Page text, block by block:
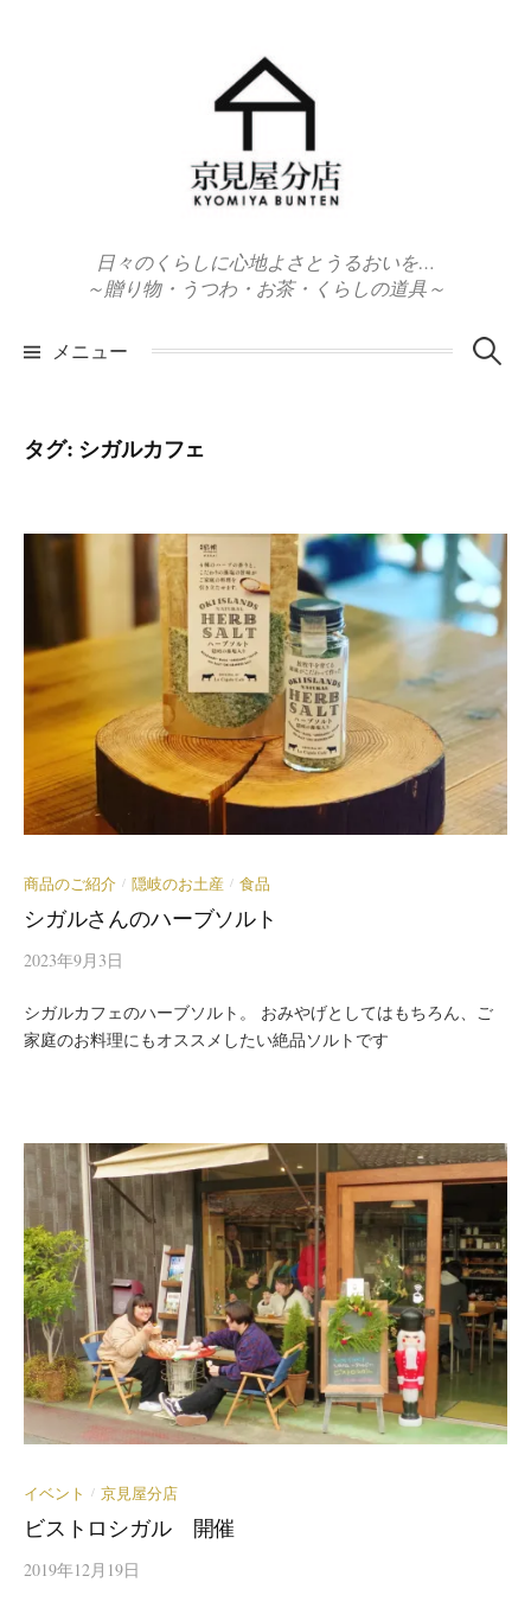
日々のくらしに心地よさとうるおいを…
～贈り物・うつわ・お茶・くらしの道具～
メニュー 検
タグ: シガルカフェ
商品のご紹介 / 隠岐のお土産 / 食品
シガルさんのハーブソルト
2023年9月3日
シガルカフェのハーブソルト。 おみやげとしてはもちろん、ご
家庭のお料理にもオススメしたい絶品ソルトです
イベント / 京見屋分店
ビストロシガル 開催
2019年12月19日